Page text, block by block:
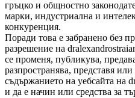
гръцко и общностно
марки, индустриална и
конкуренция.
Поради това е забранено без
разрешение на
се променя, публикува,
разпространява, представя
съдържанието на уебсайта на
и да е начин или средства за